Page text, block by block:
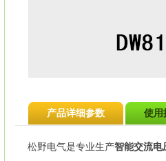
产品详细参数 使用
松野电气是专业生产智能交流电